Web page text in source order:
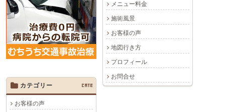
メニュー料金
施術風景
お客様の声
地図行き方
プロフィール
お問合せ
カテゴリー
CATE
お客様の声